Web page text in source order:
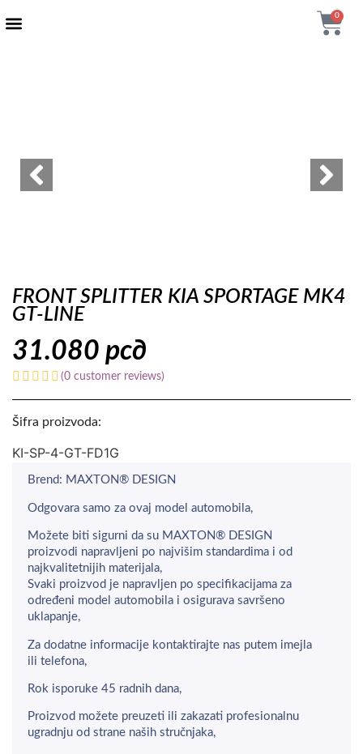
0
FRONT SPLITTER KIA SPORTAGE MK4
GT-LINE
31.080 рсд
(0 customer reviews)
Šifra proizvoda:
KI-SP-4-GT-FD1G
Brend: MAXTON® DESIGN
Odgovara samo za ovaj model automobila,
Možete biti sigurni da su MAXTON® DESIGN
proizvodi napravljeni po najvišim standardima i od
najkvalitetnijih materijala,
Svaki proizvod je napravljen po specifikacijama za
određeni model automobila i osigurava savršeno
uklapanje,
Za dodatne informacije kontaktirajte nas putem imejla
ili telefona,
Rok isporuke 45 radnih dana,
Proizvod možete preuzeti ili zakazati profesionalnu
ugradnju od strane naših stručnjaka,